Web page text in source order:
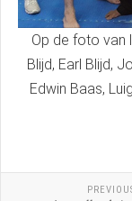
Op de foto van
Blijd, Earl Blijd,
Edwin Baas,